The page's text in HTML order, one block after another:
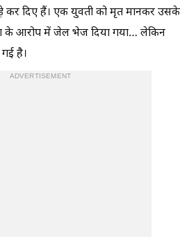
कर दिए हैं। एक युवती को मृत मानकर उसके
के आरोप में जेल भेज दिया गया… लेकिन
है।
ADVERTISEMENT